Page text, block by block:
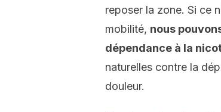
reposer la zone. Si ce
mobilité, nous
dépendance à la
naturelles contre la
douleur.